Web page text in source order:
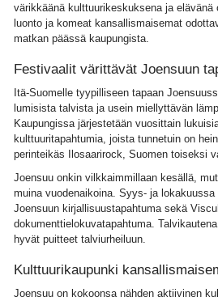
värikkäänä kulttuurikeskuksena ja elävänä
luonto ja komeat kansallismaisemat
matkan päässä kaupungista.
Festivaalit värittävät Joensuun
Itä-Suomelle tyypilliseen tapaan
lumisista talvista ja usein miellyttävän
Kaupungissa järjestetään vuosittain
kulttuuritapahtumia, joista tunnetuin on
perinteikäs Ilosaarirock, Suomen toiseksi
Joensuu onkin vilkkaimmillaan kesällä,
muina vuodenaikoina. Syys- ja
Joensuun kirjallisuustapahtuma sekä
dokumenttielokuvatapahtuma.
hyvät puitteet talviurheiluun.
Kulttuurikaupunki
Joensuu on kokoonsa nähden aktiivinen